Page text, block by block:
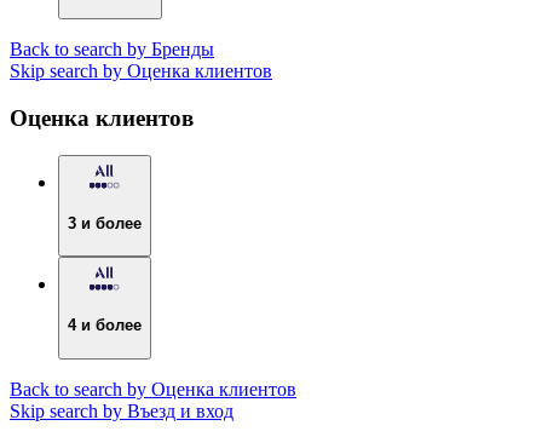
Back to search by Бренды
Skip search by Оценка клиентов
Оценка клиентов
3 и более
4 и более
Back to search by Оценка клиентов
Skip search by Въезд и вход